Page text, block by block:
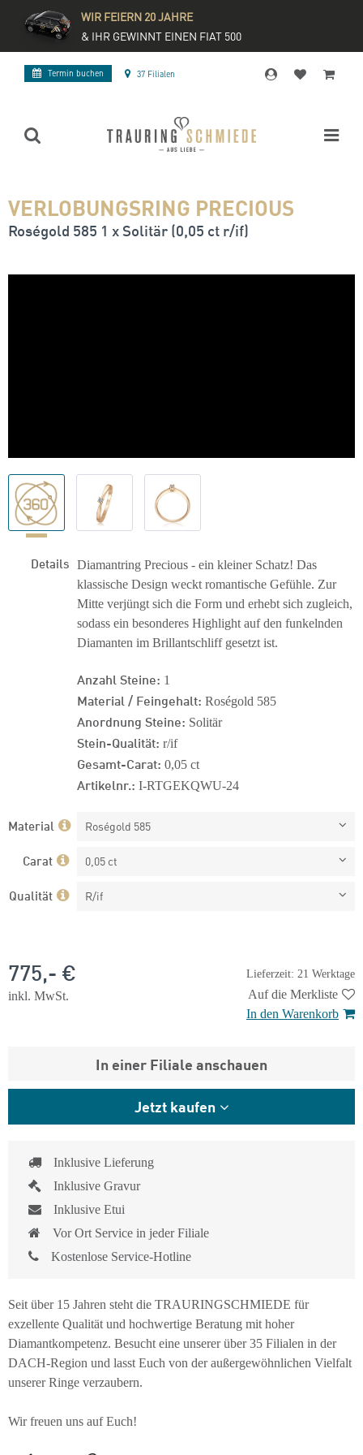
WIR FEIERN 20 JAHRE
& IHR GEWINNT EINEN FIAT 500
Termin buchen 37 Filialen
VERLOBUNGSRING PRECIOUS
Roségold 585 1 x Solitär (0,05 ct r/if)
Details Diamantring Precious - ein kleiner Schatz! Das
klassische Design weckt romantische Gefühle. Zur
Mitte verjüngt sich die Form und erhebt sich zugleich,
sodass ein besonderes Highlight auf den funkelnden
Diamanten im Brillantschliff gesetzt ist.
Anzahl Steine: 1
Material / Feingehalt: Roségold 585
Anordnung Steine: Solitär
Stein-Qualität: r/if
Gesamt-Carat: 0,05 ct
Artikelnr.: I-RTGEKQWU-24
Material Roségold 585
Carat 0,05 ct
Qualität R/if
Lieferzeit: 21 Werktage
775,- €
inkl. MwSt.
Auf die Merkliste
In den Warenkorb
In einer Filiale anschauen
Jetzt kaufen
Inklusive Lieferung
Inklusive Gravur
Inklusive Etui
Vor Ort Service in jeder Filiale
Kostenlose Service-Hotline
Seit über 15 Jahren steht die TRAURINGSCHMIEDE für
exzellente Qualität und hochwertige Beratung mit hoher
Diamantkompetenz. Besucht eine unserer über 35 Filialen in der
DACH-Region und lasst Euch von der außergewöhnlichen Vielfalt
unserer Ringe verzaubern.
Wir freuen uns auf Euch!